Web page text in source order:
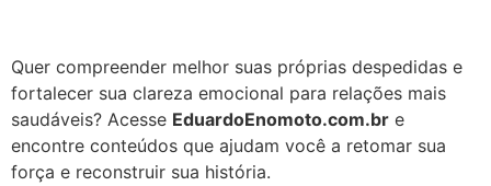
Quer compreender melhor suas próprias despedidas e
fortalecer sua clareza emocional para relações mais
saudáveis? Acesse EduardoEnomoto.com.br e
encontre conteúdos que ajudam você a retomar sua
força e reconstruir sua história.